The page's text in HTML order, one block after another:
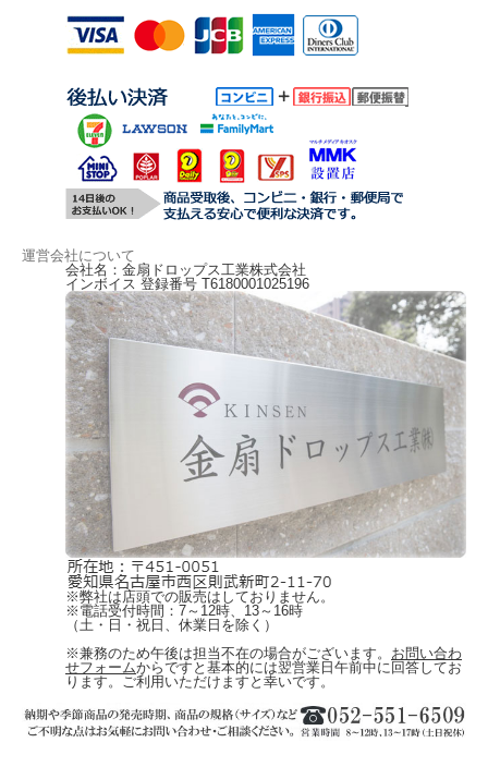
運営会社について
会社名：金扇ドロップス工業株式会社
インボイス 登録番号 T6180001025196
※弊社は店頭での販売はしておりません。
※電話受付時間：7～12時、13～16時
（土・日・祝日、休業日を除く）
※兼務のため午後は担当不在の場合がございます。 お問い合わ
せフォームからですと基本的には翌営業日午前中に回答してお
ります。ご利用いただけますと幸いです。